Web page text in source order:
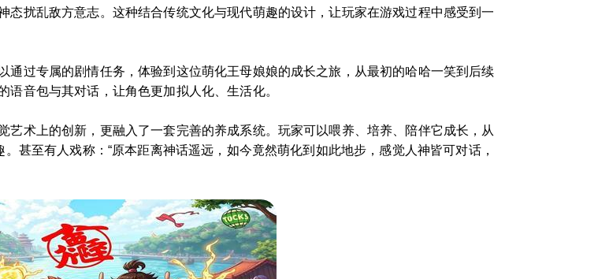
扰乱敌方意志。这种结合传统文化与现代萌趣的设计，让玩家在游戏过程中感受到一
通过专属的剧情任务，体验到这位萌化王母娘娘的成长之旅，从最初的哈哈一笑到后续
音包与其对话，让角色更加拟人化、生活化。
术上的创新，更融入了一套完善的养成系统。玩家可以喂养、培养、陪伴它成长，从
甚至有人戏称：“原本距离神话遥远，如今竟然萌化到如此地步，感觉人神皆可对话，